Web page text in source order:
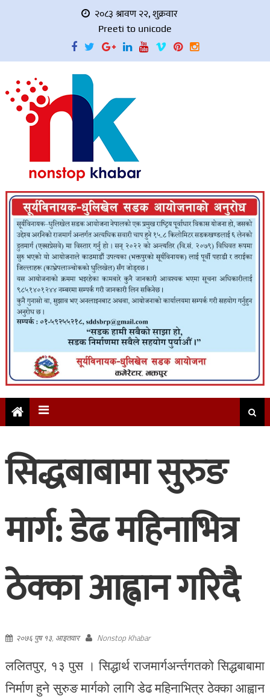
२०८३ श्रावण २२, शुक्रवार
Preeti to unicode
सिद्धबाबामा सुरुङ
मार्ग: डेढ महिनाभित्र
ठेक्का आह्वान गरिदै
२०७६ पुष १३, आइतवार Nonstop Khabar
ललितपुर, १३ पुस । सिद्धार्थ राजमार्गअर्न्तगतको सिद्धबाबामा
निर्माण हुने सुरुङ मार्गको लागि डेढ महिनाभित्र ठेक्का आह्वान